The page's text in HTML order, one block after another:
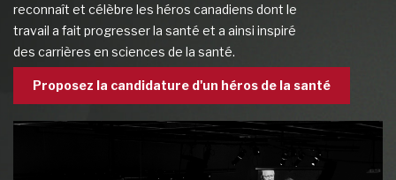
reconnaît et célèbre les héros canadiens dont le
travail a fait progresser la santé et a ainsi inspiré
des carrières en sciences de la santé.
Proposez la candidature d'un héros de la santé